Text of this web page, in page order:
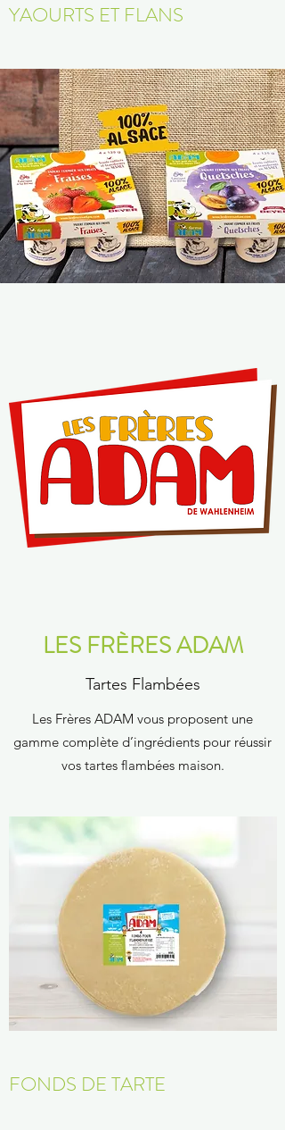
YAOURTS ET FLANS
LES FRÈRES ADAM
Tartes Flambées
Les Frères ADAM vous proposent une
gamme complète d’ingrédients pour réussir
vos tartes flambées maison.
FONDS DE TARTE